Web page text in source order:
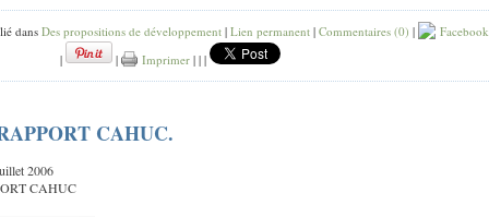
dans Des propositions de développement | Lien permanent | Commentaires (0) |
Facebook
|
| Imprimer | | |
CAHUC.
2006
CAHUC